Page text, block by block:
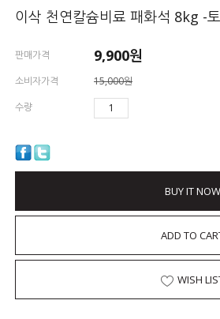
이삭 천연칼슘비료 패화석 8kg -
판매가격 9,900원
소비자가격
15,000원
수량
BUY IT NOW
ADD TO
WISH